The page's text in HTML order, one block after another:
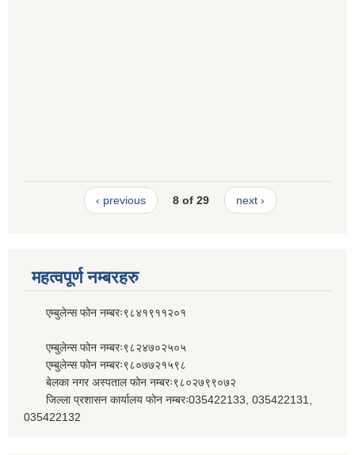
‹ previous 8 of 29 next ›
महत्वपूर्ण नम्बरहरु
एम्बुलेन्स फोन नम्बरः९८४१९११२०१
एम्बुलेन्स फोन नम्बरः९८२४७०२५०५
एम्बुलेन्स फोन नम्बरः९८०७७२१५९८
बेलका नगर अस्पताल फोन नम्बरः९८०२७९९०७२
जिल्ला प्रशासन कार्यालय फोन नम्बरः035422133, 035422131,
035422132